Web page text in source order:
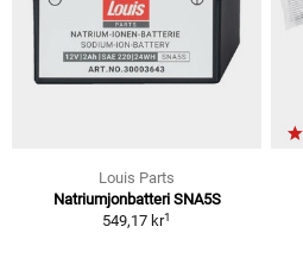
Louis Parts
Natriumjonbatteri SNA5S
549,17 kr1